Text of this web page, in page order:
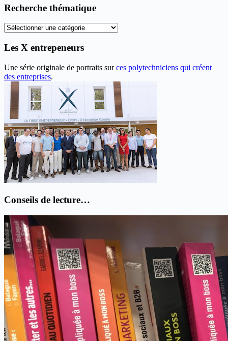
anciens
Recherche thématique
Recherche
Les X entrepeneurs
Une série originale de portraits surces polytechniciens qui créent
des entreprises.
Conseils de lecture…